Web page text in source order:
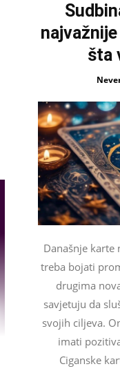
šta
Današnje karte
treba bojati
drugima
savjetuju da
svojih ciljeva.
imati
Ciganske